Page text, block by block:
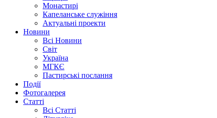
Монастирі
Капеланське служіння
Актуальні проекти
Новини
Всі Новини
Світ
Україна
МГКЄ
Пастирські послання
Події
Фотогалерея
Статті
Всі Статті